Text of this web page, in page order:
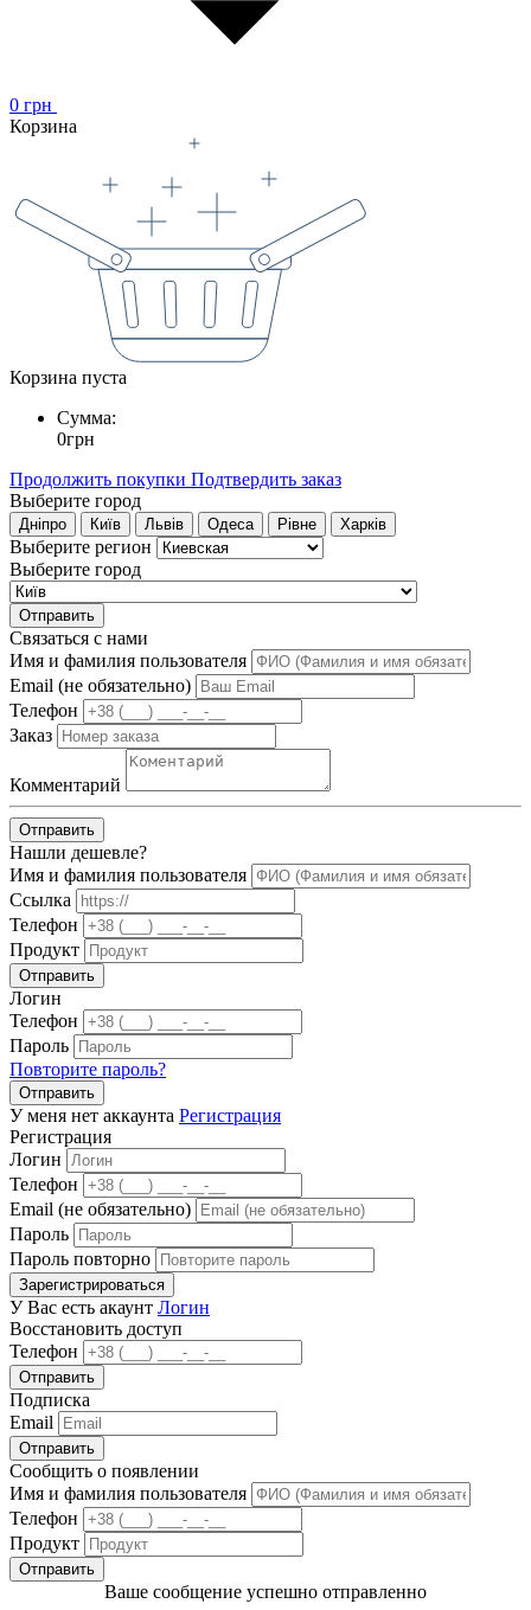
0 грн
Корзина
Корзина пуста
Сумма:
0грн
Продолжить покупки Подтвердить заказ
Выберите город
Дніпро Київ Львів Одеса Рівне Харків
Выберите регион
Выберите город
Отправить
Связаться с нами
Имя и фамилия пользователя
Email (не обязательно)
Телефон
Заказ
Комментарий
Отправить
Нашли дешевле?
Имя и фамилия пользователя
Ссылка
Телефон
Продукт
Отправить
Логин
Телефон
Пароль
Повторите пароль?
Отправить
У меня нет аккаунта Регистрация
Регистрация
Логин
Телефон
Email (не обязательно)
Пароль
Пароль повторно
Зарегистрироваться
У Вас есть акаунт Логин
Восстановить доступ
Телефон
Отправить
Подписка
Email
Отправить
Сообщить о появлении
Имя и фамилия пользователя
Телефон
Продукт
Отправить
Ваше сообщение успешно отправленно